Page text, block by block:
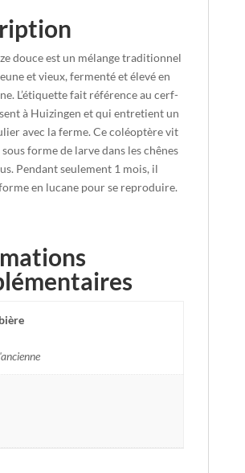
douce est un mélange traditionnel
et vieux, fermenté et élevé en
L’étiquette fait référence au cerf-
à Huizingen et qui entretient un
avec la ferme. Ce coléoptère vit
sous forme de larve dans les chênes
Pendant seulement 1 mois, il
en lucane pour se reproduire.